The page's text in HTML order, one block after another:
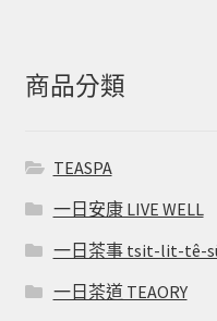
商品分類
TEASPA
一日安康 LIVE WELL
一日茶事 tsit-lit-tê-
一日茶道 TEAORY